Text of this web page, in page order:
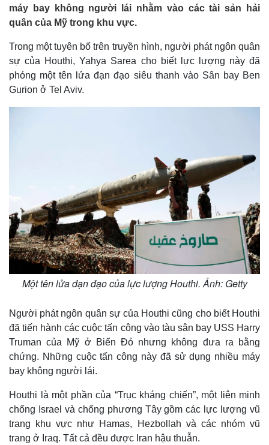
máy bay không người lái nhằm vào các tài sản hải
quân của Mỹ trong khu vực.
Trong một tuyên bố trên truyền hình, người phát ngôn quân
sự của Houthi, Yahya Sarea cho biết lực lượng này đã
phóng một tên lửa đạn đạo siêu thanh vào Sân bay Ben
Gurion ở Tel Aviv.
Một tên lửa đạn đạo của lực lượng Houthi. Ảnh: Getty
Người phát ngôn quân sự của Houthi cũng cho biết Houthi
đã tiến hành các cuộc tấn công vào tàu sân bay USS Harry
Truman của Mỹ ở Biển Đỏ nhưng không đưa ra bằng
chứng. Những cuộc tấn công này đã sử dụng nhiều máy
bay không người lái.
Houthi là một phần của “Trục kháng chiến”, một liên minh
chống Israel và chống phương Tây gồm các lực lượng vũ
trang khu vực như Hamas, Hezbollah và các nhóm vũ
trang ở Iraq. Tất cả đều được Iran hậu thuẫn.